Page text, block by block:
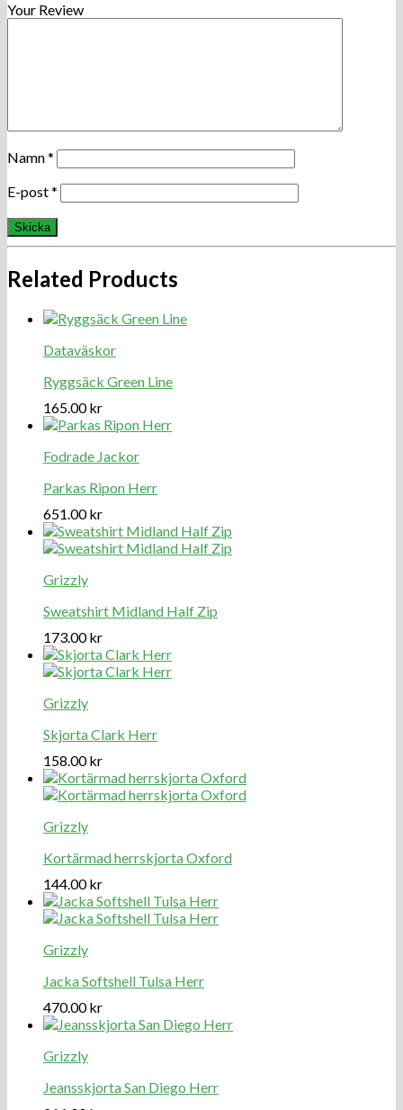
Your Review
Namn*
E-post*
Related Products
Dataväskor
Ryggsäck Green Line
165.00kr
Fodrade Jackor
Parkas Ripon Herr
651.00kr
Grizzly
Sweatshirt Midland Half Zip
173.00kr
Grizzly
Skjorta Clark Herr
158.00kr
Grizzly
Kortärmad herrskjorta Oxford
144.00kr
Grizzly
Jacka Softshell Tulsa Herr
470.00kr
Grizzly
Jeansskjorta San Diego Herr